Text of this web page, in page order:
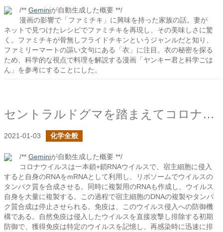
/** Geminiが自動生成した概要 **/
漫画の影響で「ファミチキ」に興味を持った家族の話。妻が
ネットで見つけたレシピでファミチキを再現し、その美味しさに驚
く。ファミチキが骨無しフライドチキンというジャンルだと知り、
ファミリーマートの謳い文句にある「衣」に注目。衣の秘密を探る
ため、科学的な視点で料理を解説する漫画「ヤンキー君と科学ごは
ん」を参考にすることにした。
セントラルドグマを踏まえてコロナウィルスについてを知る
2021-01-03 化学全般
/** Geminiが自動生成した概要 **/
コロナウイルスは一本鎖+鎖RNAウイルスで、宿主細胞に侵入
すると自身のRNAをmRNAとして利用し、リボソームでウイルスの
タンパク質を合成させる。同時に複製用のRNAも作成し、ウイルス
自身を大量に複製する。この過程で宿主細胞のDNAの複製やタンパ
ク質合成は停止させられる。免疫は、このウイルス侵入への防御機
構である。自然免疫は侵入したウイルスを直接攻撃し排除する初期
防御で、獲得免疫は特定のウイルスを記憶し、再感染時に迅速に排